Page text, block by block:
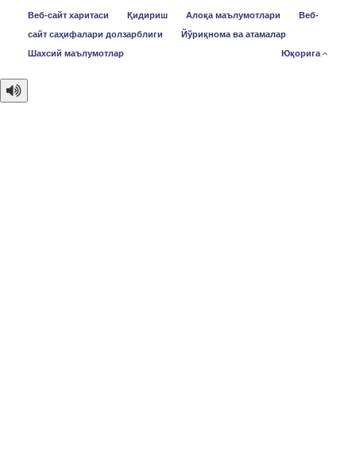
Веб-сайт харитаси Қидириш Алоқа маълумотлари
Веб-
сайт саҳифалари долзарблиги
Йўриқнома ва атамалар
Шахсий маълумотлар
Юқорига